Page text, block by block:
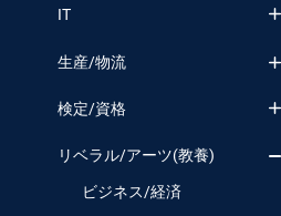
IT
生産/物流
検定/資格
リベラル/アーツ(教養)
ビジネス/経済